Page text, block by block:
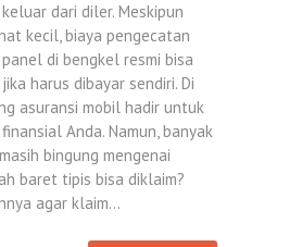
dari diler. Meskipun
kecil, biaya pengecatan
di bengkel resmi bisa
harus dibayar sendiri. Di
asuransi mobil hadir untuk
Anda. Namun, banyak
bingung mengenai
baret tipis bisa diklaim?
agar klaim…